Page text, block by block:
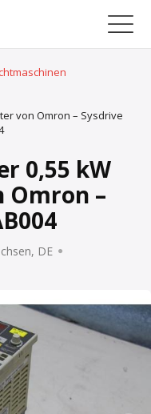
von Omron – Sysdrive
0,55 kW
–
DE